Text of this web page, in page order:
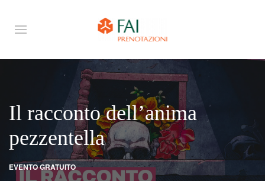
Il racconto dell’anima
pezzentella
EVENTO GRATUITO